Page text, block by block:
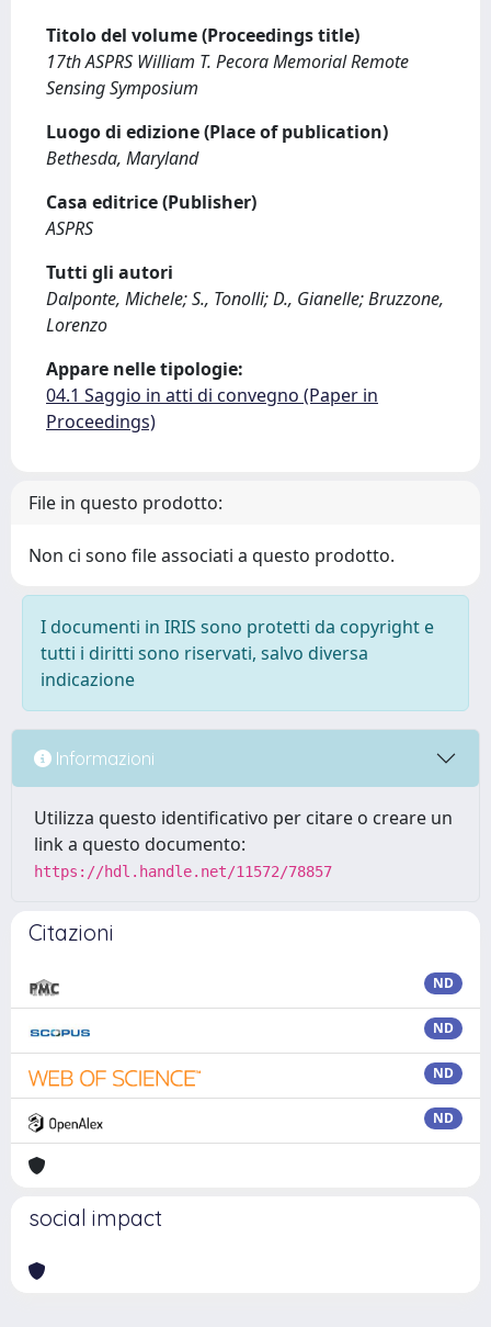
Titolo del volume (Proceedings title)
17th ASPRS William T. Pecora Memorial Remote
Sensing Symposium
Luogo di edizione (Place of publication)
Bethesda, Maryland
Casa editrice (Publisher)
ASPRS
Tutti gli autori
Dalponte, Michele; S., Tonolli; D., Gianelle; Bruzzone,
Lorenzo
Appare nelle tipologie:
04.1 Saggio in atti di convegno (Paper in
Proceedings)
File in questo prodotto:
Non ci sono file associati a questo prodotto.
I documenti in IRIS sono protetti da copyright e
tutti i diritti sono riservati, salvo diversa
indicazione
Informazioni
Utilizza questo identificativo per citare o creare un
link a questo documento:
https://hdl.handle.net/11572/78857
Citazioni
ND
ND
ND
ND
social impact